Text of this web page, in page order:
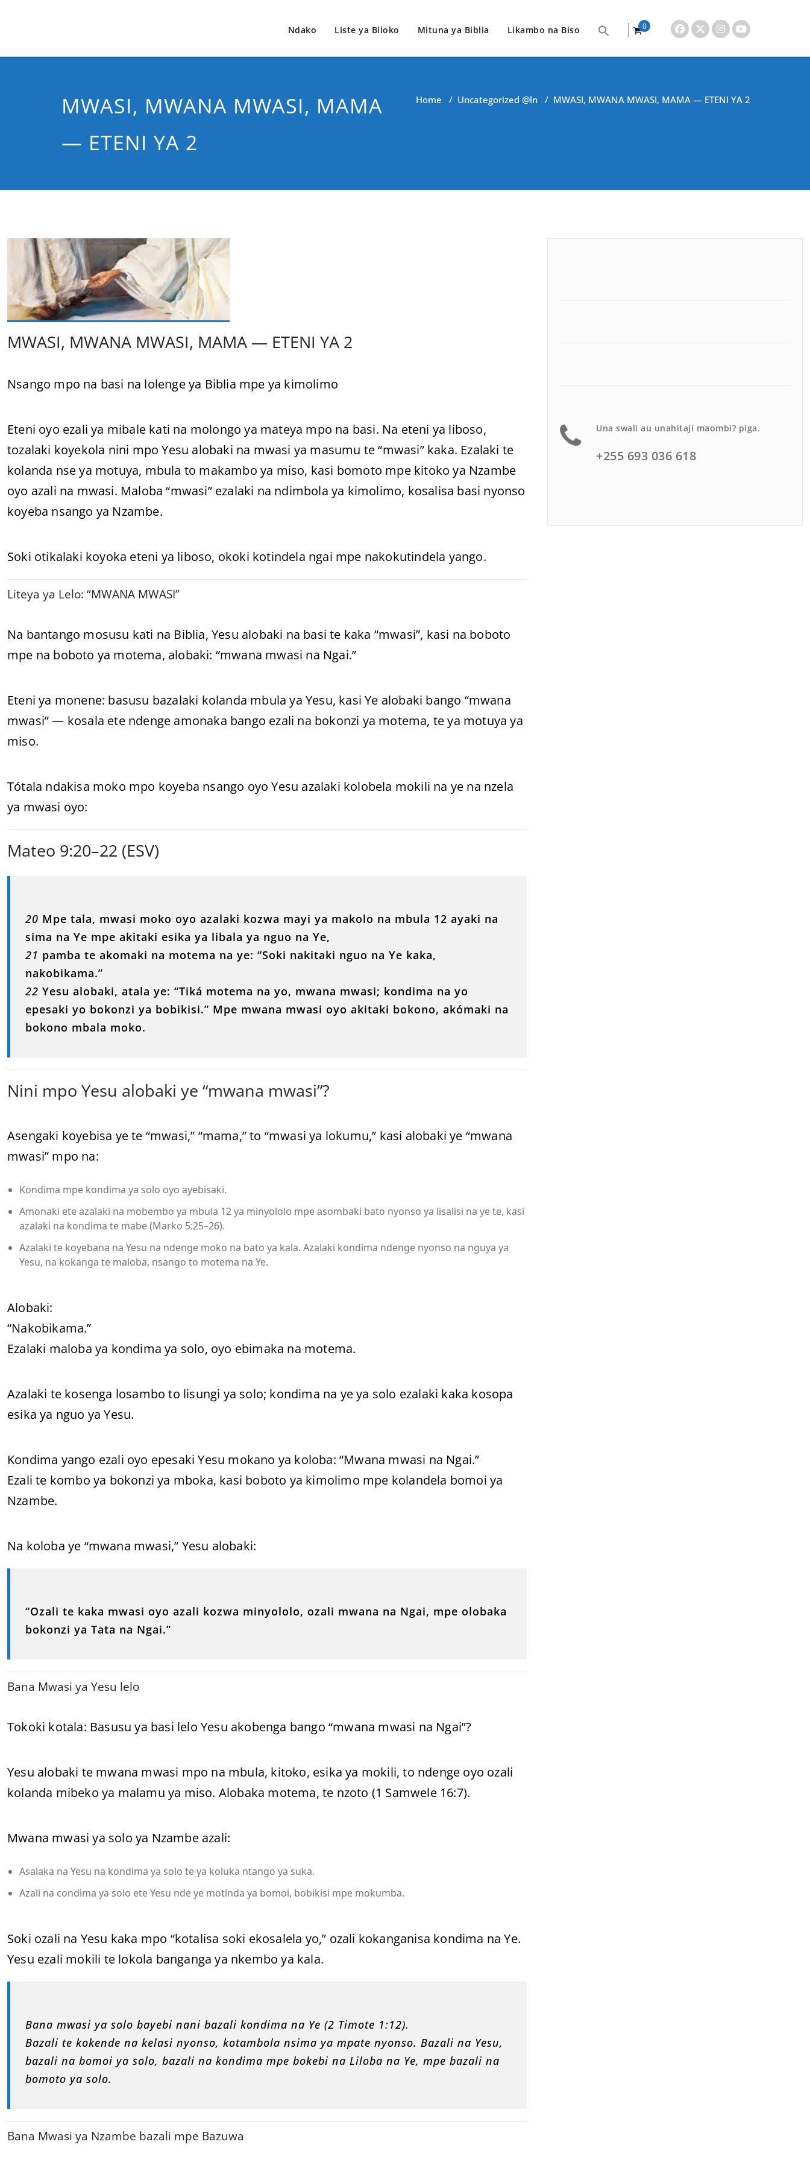
Ndako Liste ya Biloko Mituna ya Biblia Likambo na Biso
0
MWASI, MWANA MWASI, MAMA
— ETENI YA 2
Home / Uncategorized @ln / MWASI, MWANA MWASI, MAMA — ETENI YA 2
MWASI, MWANA MWASI, MAMA — ETENI YA 2
Nsango mpo na basi na lolenge ya Biblia mpe ya kimolimo
Eteni oyo ezali ya mibale kati na molongo ya mateya mpo na basi. Na eteni ya liboso,
tozalaki koyekola nini mpo Yesu alobaki na mwasi ya masumu te “mwasi” kaka. Ezalaki te
kolanda nse ya motuya, mbula to makambo ya miso, kasi bomoto mpe kitoko ya Nzambe
oyo azali na mwasi. Maloba “mwasi” ezalaki na ndimbola ya kimolimo, kosalisa basi nyonso
koyeba nsango ya Nzambe.
Soki otikalaki koyoka eteni ya liboso, okoki kotindela ngai mpe nakokutindela yango.
Liteya ya Lelo: “MWANA MWASI”
Na bantango mosusu kati na Biblia, Yesu alobaki na basi te kaka “mwasi”, kasi na boboto
mpe na boboto ya motema, alobaki: “mwana mwasi na Ngai.”
Eteni ya monene: basusu bazalaki kolanda mbula ya Yesu, kasi Ye alobaki bango “mwana
mwasi” — kosala ete ndenge amonaka bango ezali na bokonzi ya motema, te ya motuya ya
miso.
Tótala ndakisa moko mpo koyeba nsango oyo Yesu azalaki kolobela mokili na ye na nzela
ya mwasi oyo:
Mateo 9:20–22 (ESV)
20 Mpe tala, mwasi moko oyo azalaki kozwa mayi ya makolo na mbula 12 ayaki na
sima na Ye mpe akitaki esika ya libala ya nguo na Ye,
21 pamba te akomaki na motema na ye: “Soki nakitaki nguo na Ye kaka,
nakobikama.”
22 Yesu alobaki, atala ye: “Tiká motema na yo, mwana mwasi; kondima na yo
epesaki yo bokonzi ya bobikisi.” Mpe mwana mwasi oyo akitaki bokono, akómaki na
bokono mbala moko.
Nini mpo Yesu alobaki ye “mwana mwasi”?
Asengaki koyebisa ye te “mwasi,” “mama,” to “mwasi ya lokumu,” kasi alobaki ye “mwana
mwasi” mpo na:
Kondima mpe kondima ya solo oyo ayebisaki.
Amonaki ete azalaki na mobembo ya mbula 12 ya minyololo mpe asombaki bato nyonso ya lisalisi na ye te, kasi
azalaki na kondima te mabe (Marko 5:25–26).
Azalaki te koyebana na Yesu na ndenge moko na bato ya kala. Azalaki kondima ndenge nyonso na nguya ya
Yesu, na kokanga te maloba, nsango to motema na Ye.
Alobaki:
“Nakobikama.”
Ezalaki maloba ya kondima ya solo, oyo ebimaka na motema.
Azalaki te kosenga losambo to lisungi ya solo; kondima na ye ya solo ezalaki kaka kosopa
esika ya nguo ya Yesu.
Kondima yango ezali oyo epesaki Yesu mokano ya koloba: “Mwana mwasi na Ngai.”
Ezali te kombo ya bokonzi ya mboka, kasi boboto ya kimolimo mpe kolandela bomoi ya
Nzambe.
Na koloba ye “mwana mwasi,” Yesu alobaki:
“Ozali te kaka mwasi oyo azali kozwa minyololo, ozali mwana na Ngai, mpe olobaka
bokonzi ya Tata na Ngai.”
Bana Mwasi ya Yesu lelo
Tokoki kotala: Basusu ya basi lelo Yesu akobenga bango “mwana mwasi na Ngai”?
Yesu alobaki te mwana mwasi mpo na mbula, kitoko, esika ya mokili, to ndenge oyo ozali
kolanda mibeko ya malamu ya miso. Alobaka motema, te nzoto (1 Samwele 16:7).
Mwana mwasi ya solo ya Nzambe azali:
Asalaka na Yesu na kondima ya solo te ya koluka ntango ya suka.
Azali na condima ya solo ete Yesu nde ye motinda ya bomoi, bobikisi mpe mokumba.
Soki ozali na Yesu kaka mpo “kotalisa soki ekosalela yo,” ozali kokanganisa kondima na Ye.
Yesu ezali mokili te lokola banganga ya nkembo ya kala.
Bana mwasi ya solo bayebi nani bazali kondima na Ye (2 Timote 1:12).
Bazali te kokende na kelasi nyonso, kotambola nsima ya mpate nyonso. Bazali na Yesu,
bazali na bomoi ya solo, bazali na kondima mpe bokebi na Liloba na Ye, mpe bazali na
bomoto ya solo.
Bana Mwasi ya Nzambe bazali mpe Bazuwa
Una swali au unahitaji maombi? piga.
+255 693 036 618